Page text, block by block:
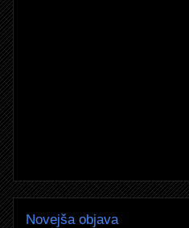
Novejša objava